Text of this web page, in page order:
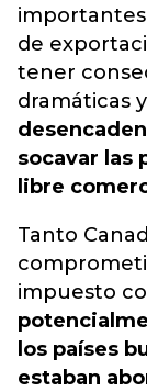
importantes
de
tener
dramáticas
socavar las
libre
Tanto
impuesto
los países
estaban